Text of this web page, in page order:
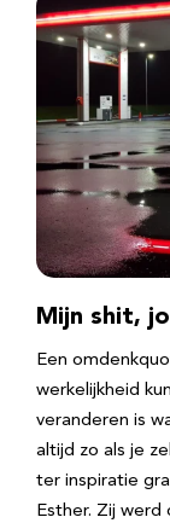
Mijn shit,
Een
werkelijkheid
veranderen is
altijd zo als je
ter inspiratie
Esther. Zij